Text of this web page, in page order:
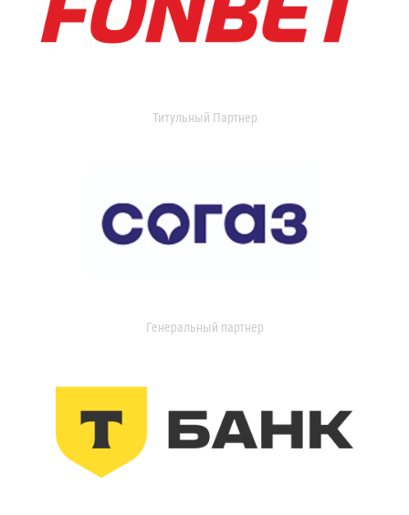
Титульный Партнер
Генеральный партнер